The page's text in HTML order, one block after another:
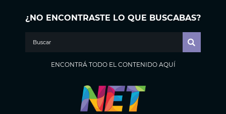
¿NO ENCONTRASTE LO QUE BUSCABAS?
ENCONTRÁ TODO EL CONTENIDO AQUÍ